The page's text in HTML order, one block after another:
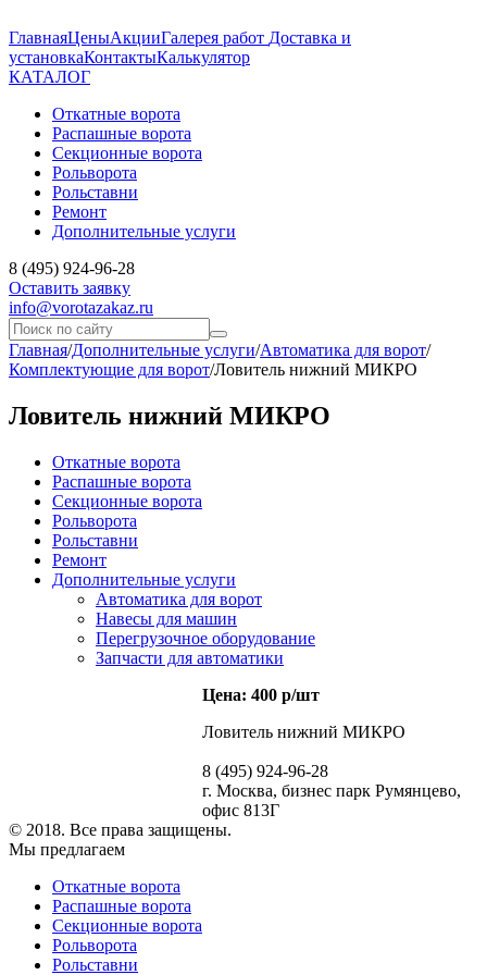
ГлавнаяЦеныАкцииГалерея работ Доставка и
установкаКонтактыКалькулятор
КАТАЛОГ
Откатные ворота
Распашные ворота
Секционные ворота
Рольворота
Рольставни
Ремонт
Дополнительные услуги
8 (495) 924-96-28
Оставить заявку
info@vorotazakaz.ru
Главная/Дополнительные услуги/Автоматика для ворот/
Комплектующие для ворот/Ловитель нижний МИКРО
Ловитель нижний МИКРО
Откатные ворота
Распашные ворота
Секционные ворота
Рольворота
Рольставни
Ремонт
Дополнительные услуги
Автоматика для ворот
Навесы для машин
Перегрузочное оборудование
Запчасти для автоматики
Цена: 400 р/шт
Ловитель нижний МИКРО
8 (495) 924-96-28
г. Москва, бизнес парк Румянцево,
офис 813Г
© 2018. Все права защищены.
Мы предлагаем
Откатные ворота
Распашные ворота
Секционные ворота
Рольворота
Рольставни